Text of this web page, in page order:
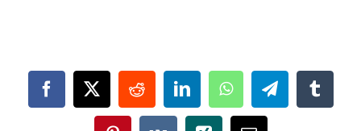
Facebook
X RedditLinkedInWhatsAppTelegramTumblr